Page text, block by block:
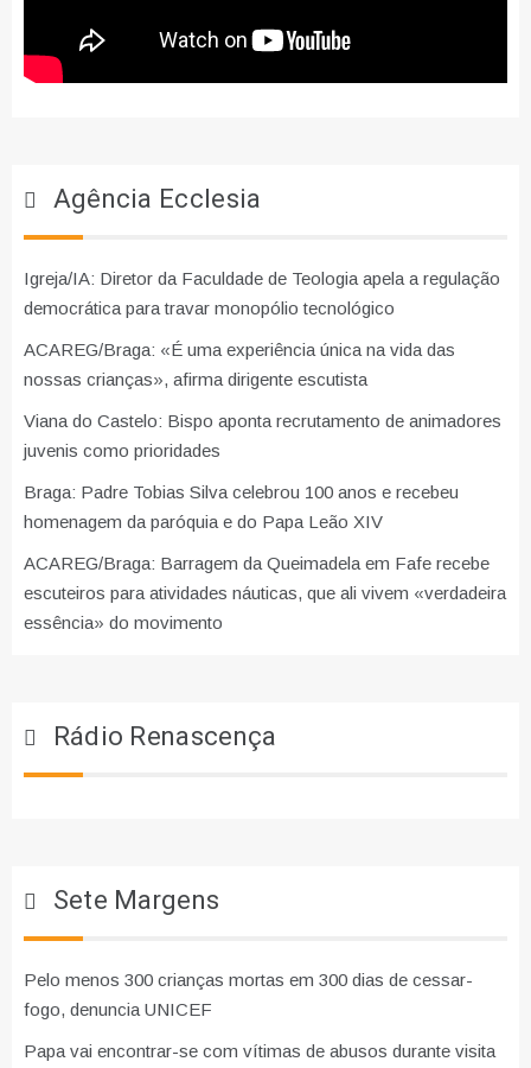
Agência Ecclesia
Igreja/IA: Diretor da Faculdade de Teologia apela a regulação
democrática para travar monopólio tecnológico
ACAREG/Braga: «É uma experiência única na vida das
nossas crianças», afirma dirigente escutista
Viana do Castelo: Bispo aponta recrutamento de animadores
juvenis como prioridades
Braga: Padre Tobias Silva celebrou 100 anos e recebeu
homenagem da paróquia e do Papa Leão XIV
ACAREG/Braga: Barragem da Queimadela em Fafe recebe
escuteiros para atividades náuticas, que ali vivem «verdadeira
essência» do movimento
Rádio Renascença
Sete Margens
Pelo menos 300 crianças mortas em 300 dias de cessar-
fogo, denuncia UNICEF
Papa vai encontrar-se com vítimas de abusos durante visita